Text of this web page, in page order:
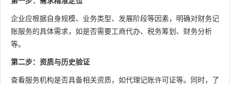
企业应根据自身规模、业务类型、发展阶段等因素，明确对财务记
账服务的具体需求，如是否需要工商代办、税务筹划、财务分析
等。
第二步：资质与历史验证
查看服务机构是否具备相关资质，如代理记账许可证等。同时，了